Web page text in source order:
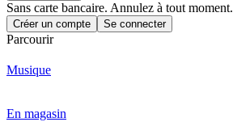
Sans carte bancaire. Annulez à tout moment.
Créer un compte Se connecter
Parcourir
Musique
En magasin